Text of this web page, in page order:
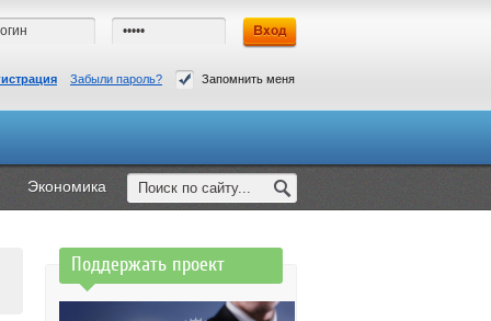
Забыли пароль? Запомнить меня
Экономика
Поддержать проект